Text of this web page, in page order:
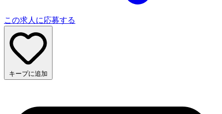
この求人に応募する
キープに追加